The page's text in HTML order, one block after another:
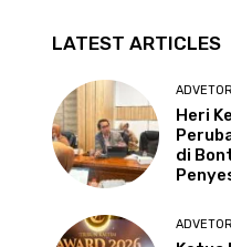
LATEST ARTICLES
Heri
di